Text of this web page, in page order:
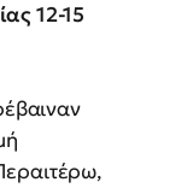
12-15